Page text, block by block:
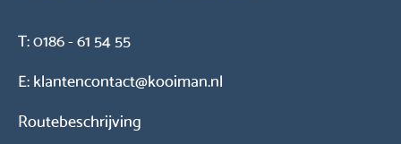
T:0186 - 61 54 55
E:klantencontact@kooiman.nl
Routebeschrijving